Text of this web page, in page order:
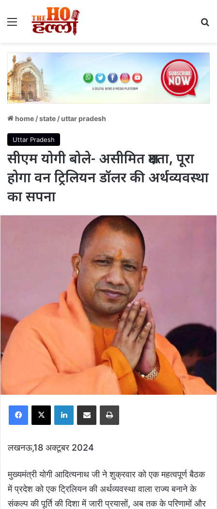
Menu
home /state /uttar pradesh
Uttar Pradesh
सीएम योगी बोले- असीमित क्षमता, पूरा
होगा वन ट्रिलियन डॉलर की अर्थव्यवस्था
का सपना
Facebook
X LinkedInShare via Email Print
लखनऊ,18 अक्टूबर 2024
मुख्यमंत्री योगी आदित्यनाथ जी ने शुक्रवार को एक महत्वपूर्ण बैठक
में प्रदेश को एक ट्रिलियन की अर्थव्यवस्था वाला राज्य बनाने के
संकल्प की पूर्ति की दिशा में जारी प्रयासों, अब तक के परिणामों और